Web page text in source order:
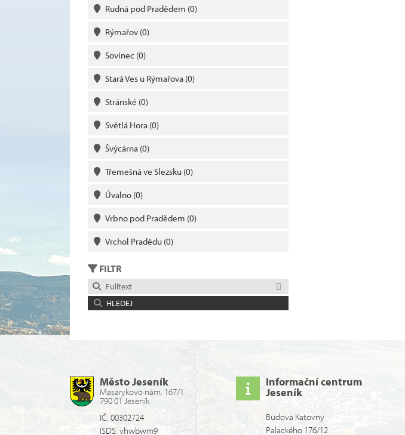
Rudná pod Pradědem (0)
Rýmařov (0)
Sovinec (0)
Stará Ves u Rýmařova (0)
Stránské (0)
Světlá Hora (0)
Švýcárna (0)
Třemešná ve Slezsku (0)
Úvalno (0)
Vrbno pod Pradědem (0)
Vrchol Pradědu (0)
FILTR
Fulltext
HLEDEJ
Město Jeseník
Masarykovo nám. 167/1
790 01 Jeseník
IČ: 00302724
ISDS: vhwbwm9
Informační centrum
Jeseník
Budova Katovny
Palackého 176/12